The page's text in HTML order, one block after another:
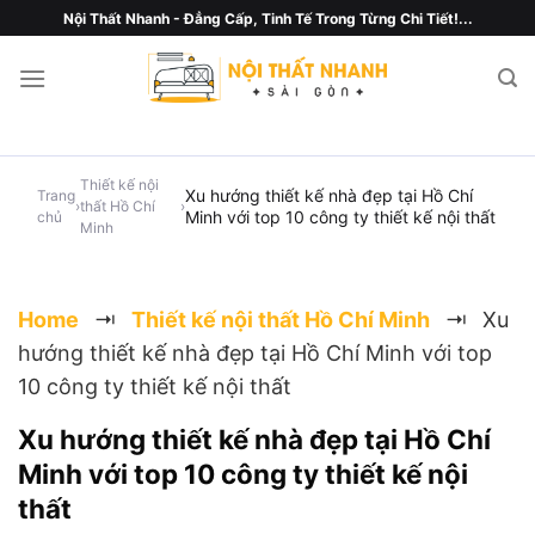
Chuyển
đến
nội
Nội Thất Nhanh - Đẳng Cấp, Tinh Tế Trong Từng Chi Tiết!...
Trang
chủ
›
Thiết kế nội
thất Hồ Chí
Minh
›
Xu hướng thiết kế nhà đẹp tại Hồ Chí
Minh với top 10 công ty thiết kế nội thất
Home ⇥ Thiết kế nội thất Hồ Chí Minh ⇥
Xu
hướng thiết kế nhà đẹp tại Hồ Chí Minh với top
10 công ty thiết kế nội thất
Xu hướng thiết kế nhà đẹp tại Hồ Chí
Minh với top 10 công ty thiết kế nội
thất